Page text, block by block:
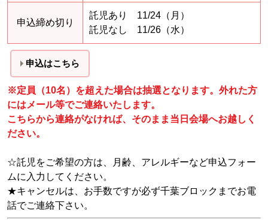
申込締め切り
託児あり 11/24（月）
託児なし 11/26（水）
申込はこちら
※定員（10名）を超えた場合は抽選となります。外れた方
にはメール等でご連絡いたします。
こちらから連絡がなければ、そのまま当日会場へお越しく
ださい。
☆託児をご希望の方は、月齢、アレルギーなど申込フォー
ムに入力してください。
★キャンセルは、お手数ですが必ず千葉ブロックまでお電
話でご連絡下さい。